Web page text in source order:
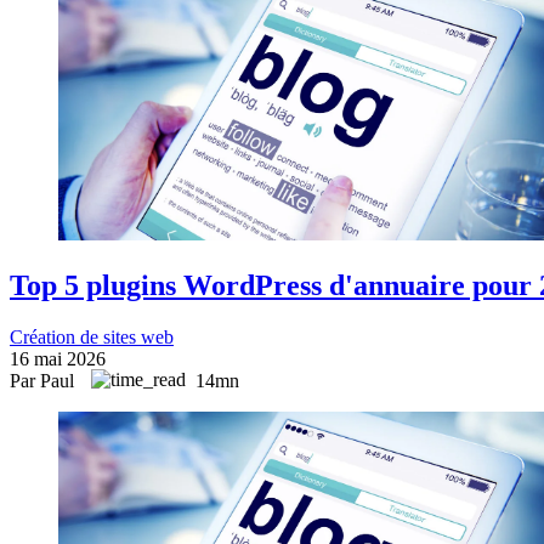
Top 5 plugins WordPress d'annuaire pour
Création de sites web
16 mai 2026
Par Paul
14mn